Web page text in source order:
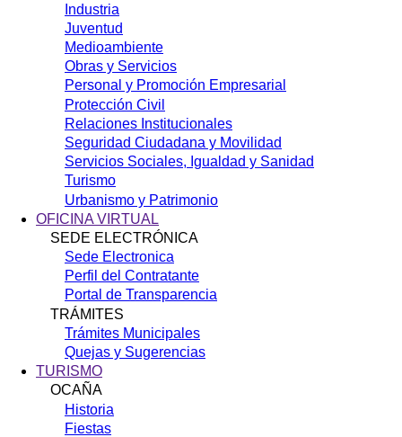
Industria
Juventud
Medioambiente
Obras y Servicios
Personal y Promoción Empresarial
Protección Civil
Relaciones Institucionales
Seguridad Ciudadana y Movilidad
Servicios Sociales, Igualdad y Sanidad
Turismo
Urbanismo y Patrimonio
OFICINA VIRTUAL
SEDE ELECTRÓNICA
Sede Electronica
Perfil del Contratante
Portal de Transparencia
TRÁMITES
Trámites Municipales
Quejas y Sugerencias
TURISMO
OCAÑA
Historia
Fiestas